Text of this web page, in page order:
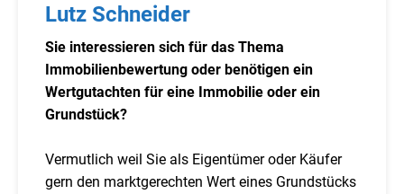
Lutz Schneider
Sie interessieren sich für das Thema
Immobilienbewertung oder benötigen ein
Wertgutachten für eine Immobilie oder ein
Grundstück?
Vermutlich weil Sie als Eigentümer oder Käufer
gern den marktgerechten Wert eines Grundstücks